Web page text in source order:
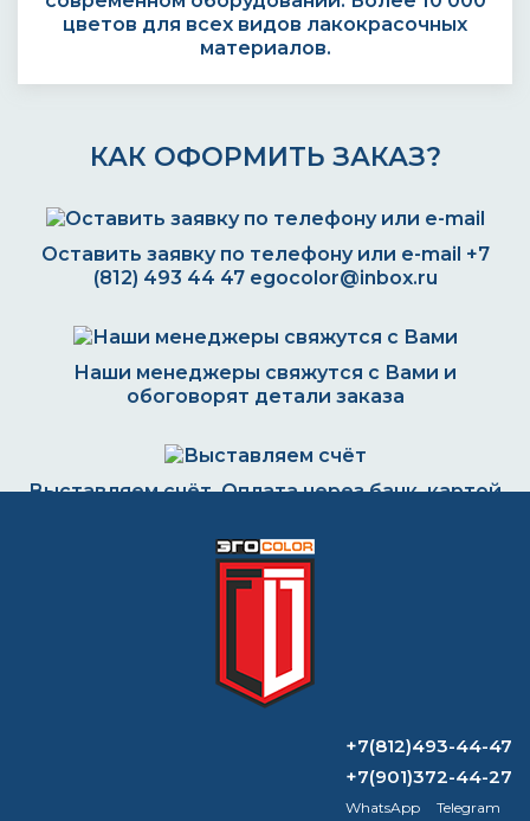
цветов для всех видов лакокрасочных
материалов.
КАК ОФОРМИТЬ ЗАКАЗ?
Оставить заявку по телефону или e-mail +7
(812) 493 44 47 egocolor@inbox.ru
Наши менеджеры свяжутся с Вами и
обоговорят детали заказа
Выставляем счёт. Оплата через банк, картой
ВОПРОС-ОТВЕТ
+7(812)493-44-47
+7(901)372-44-27
WhatsApp Telegram